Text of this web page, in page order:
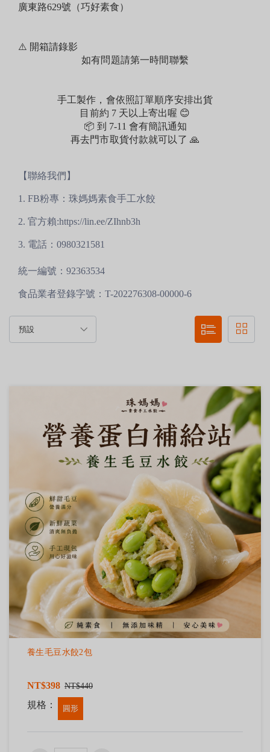
廣東路629號（巧好素食）
⚠️ 開箱請錄影
如有問題請第一時間聯繫
手工製作，會依照訂單順序安排出貨
目前約 7 天以上寄出喔 😊
📦 到 7-11 會有簡訊通知
再去門市取貨付款就可以了 🙏
【聯絡我們】
1. FB粉專：珠媽媽素食手工水餃
2. 官方賴:https://lin.ee/ZIhnb3h
3. 電話：0980321581
統一編號：92363534
食品業者登錄字號：T-202276308-00000-6
養生毛豆水餃2包
NT$398 NT$440
規格： 圓形